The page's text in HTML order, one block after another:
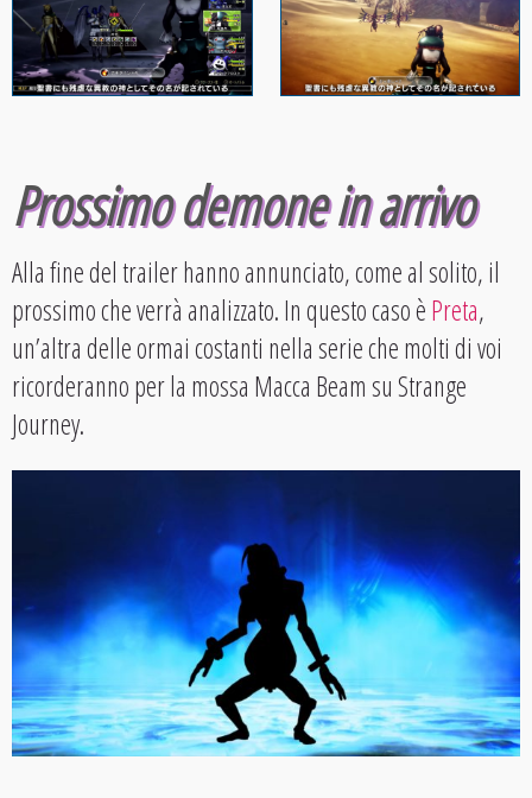
Prossimo demone in arrivo
Alla fine del trailer hanno annunciato, come al solito, il
prossimo che verrà analizzato. In questo caso èPreta,
un’altra delle ormai costanti nella serie che molti di voi
ricorderanno per la mossa Macca Beam su Strange
Journey.